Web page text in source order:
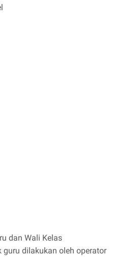
dan Wali Kelas
guru dilakukan oleh operator